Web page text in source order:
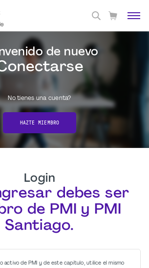
de nuevo
No tienes una cuenta?
HAZTE MIEMBRO
Login
debes ser
de PMI y PMI
Santiago.
activo de PMI y de este capítulo, utilice el mismo